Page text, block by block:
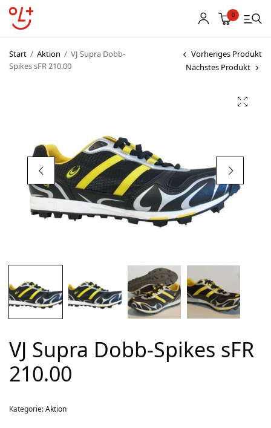
0
Start / Aktion / VJ Supra Dobb-
Spikes sFR 210.00
Vorheriges Produkt
Nächstes Produkt
VJ Supra Dobb-Spikes sFR
210.00
Kategorie:Aktion
Textildruck
OL Karten
Agenda
Team
Kontakt
Produkt-Kategorien
Aktion